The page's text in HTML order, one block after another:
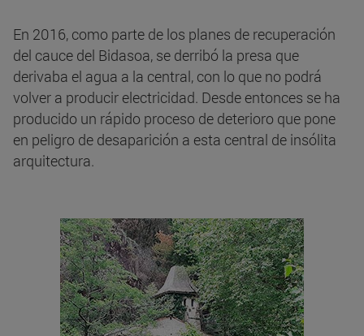
En 2016, como parte de los planes de recuperación
del cauce del Bidasoa, se derribó la presa que
derivaba el agua a la central, con lo que no podrá
volver a producir electricidad. Desde entonces se ha
producido un rápido proceso de deterioro que pone
en peligro de desaparición a esta central de insólita
arquitectura.